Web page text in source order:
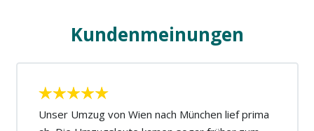
Kundenmeinungen
Unser Umzug von Wien nach München lief prima